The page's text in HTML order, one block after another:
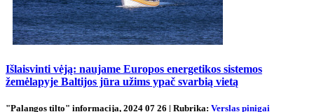
Išlaisvinti vėją: naujame Europos energetikos sistemos
žemėlapyje Baltijos jūra užims ypač svarbią vietą
"Palangos tilto" informacija, 2024 07 26 | Rubrika: Verslas pinigai